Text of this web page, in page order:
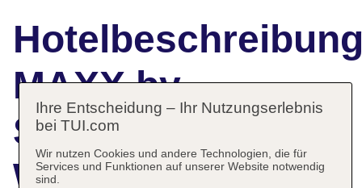
MAXX by
Steigenberger
Wien
Ihre Entscheidung – Ihr Nutzungserlebnis
bei TUI.com
Wir nutzen Cookies und andere Technologien, die für
Services und Funktionen auf unserer Website notwendig
sind.